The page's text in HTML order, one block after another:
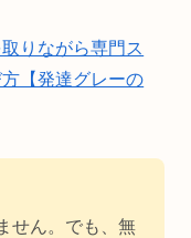
りながら専門ス
【発達グレーの
せん。でも、無